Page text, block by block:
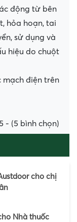
động từ bên
hỏa hoạn, tai
sử dụng và
hiệu do chuột
mạch điện trên
- (5 bình chọn)
cho chị
Nhà thuốc